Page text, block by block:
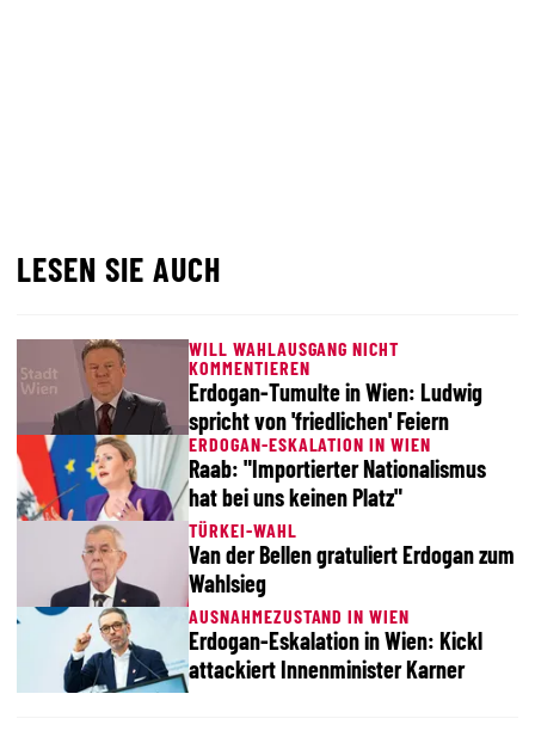
LESEN SIE AUCH
WILL WAHLAUSGANG NICHT
KOMMENTIEREN
Erdogan-Tumulte in Wien: Ludwig
spricht von 'friedlichen' Feiern
ERDOGAN-ESKALATION IN WIEN
Raab: "Importierter Nationalismus
hat bei uns keinen Platz"
TÜRKEI-WAHL
Van der Bellen gratuliert Erdogan zum
Wahlsieg
AUSNAHMEZUSTAND IN WIEN
Erdogan-Eskalation in Wien: Kickl
attackiert Innenminister Karner